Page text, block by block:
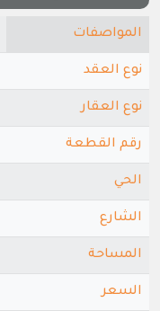
المواصفات
نوع العقد
نوع العقار
رقم القطعة
الحي
الشارع
المساحة
السعر